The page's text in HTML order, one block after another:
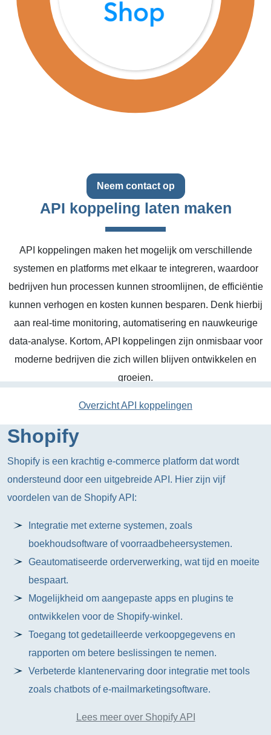
Neem contact op
API koppeling laten maken
API koppelingen maken het mogelijk om verschillende
systemen en platforms met elkaar te integreren, waardoor
bedrijven hun processen kunnen stroomlijnen, de efficiëntie
kunnen verhogen en kosten kunnen besparen. Denk hierbij
aan real-time monitoring, automatisering en nauwkeurige
data-analyse. Kortom, API koppelingen zijn onmisbaar voor
moderne bedrijven die zich willen blijven ontwikkelen en
groeien.
Overzicht API koppelingen
Shopify
Shopify is een krachtig e-commerce platform dat wordt
ondersteund door een uitgebreide API. Hier zijn vijf
voordelen van de Shopify API:
Integratie met externe systemen, zoals
boekhoudsoftware of voorraadbeheersystemen.
Geautomatiseerde orderverwerking, wat tijd en moeite
bespaart.
Mogelijkheid om aangepaste apps en plugins te
ontwikkelen voor de Shopify-winkel.
Toegang tot gedetailleerde verkoopgegevens en
rapporten om betere beslissingen te nemen.
Verbeterde klantenervaring door integratie met tools
zoals chatbots of e-mailmarketingsoftware.
Lees meer over Shopify API